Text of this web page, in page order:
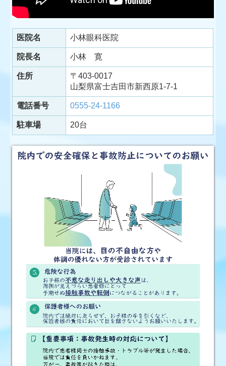
医院名 小林眼科医院
院長名 小林 寛
住所
〒403-0017
山梨県富士吉田市新西原1-7-1
電話番号 0555-24-1166
駐車場 20台